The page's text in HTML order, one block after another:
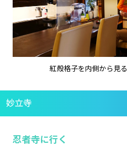
紅殻格子を内側から見
妙立寺
忍者寺に行く